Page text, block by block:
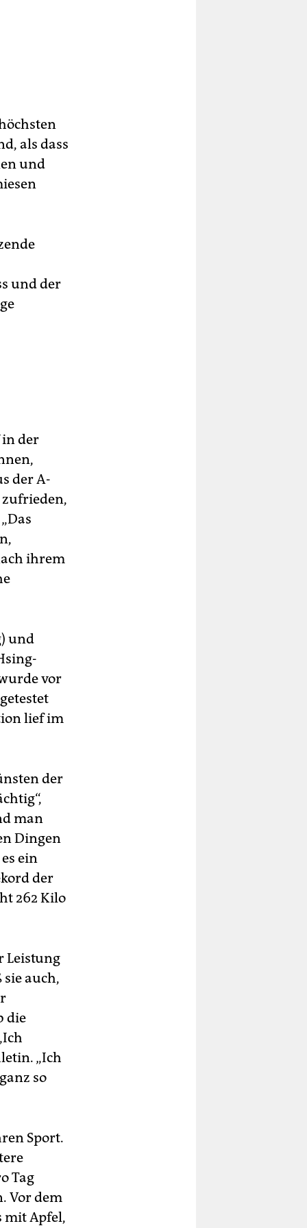
als dass
und
und der
in der
der A-
ihrem
und
vor
lief im
der
man
Dingen
ein
der
262 Kilo
Leistung
auch,
die
„Ich
so
Sport.
Tag
Vor dem
mit Apfel,